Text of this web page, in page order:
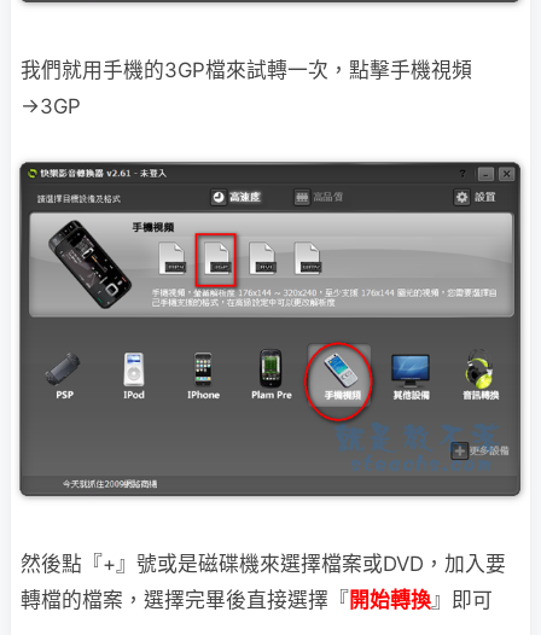
我們就用手機的3GP檔來試轉一次，點擊手機視頻
→3GP
然後點『+』號或是磁碟機來選擇檔案或DVD，加入要
轉檔的檔案，選擇完畢後直接選擇『開始轉換』即可